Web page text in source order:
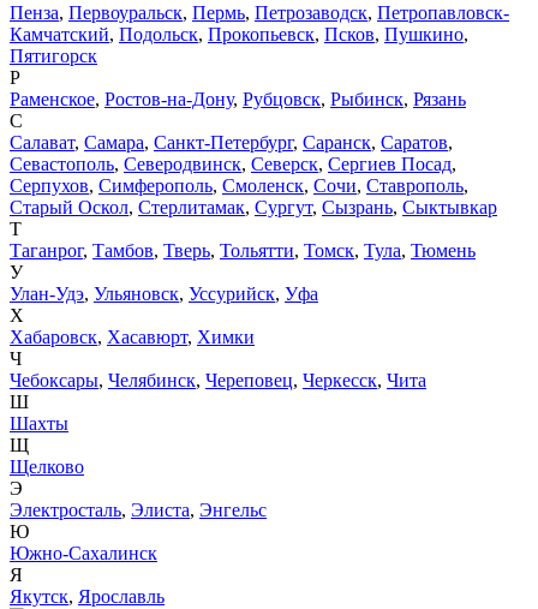
Пенза, Первоуральск, Пермь, Петрозаводск, Петропавловск-
Камчатский, Подольск, Прокопьевск, Псков, Пушкино,
Пятигорск
Р
Раменское, Ростов-на-Дону, Рубцовск, Рыбинск, Рязань
С
Салават, Самара, Санкт-Петербург, Саранск, Саратов,
Севастополь, Северодвинск, Северск, Сергиев Посад,
Серпухов, Симферополь, Смоленск, Сочи, Ставрополь,
Старый Оскол, Стерлитамак, Сургут, Сызрань, Сыктывкар
Т
Таганрог, Тамбов, Тверь, Тольятти, Томск, Тула, Тюмень
У
Улан-Удэ, Ульяновск, Уссурийск, Уфа
Х
Хабаровск, Хасавюрт, Химки
Ч
Чебоксары, Челябинск, Череповец, Черкесск, Чита
Ш
Шахты
Щ
Щелково
Э
Электросталь, Элиста, Энгельс
Ю
Южно-Сахалинск
Я
Якутск, Ярославль